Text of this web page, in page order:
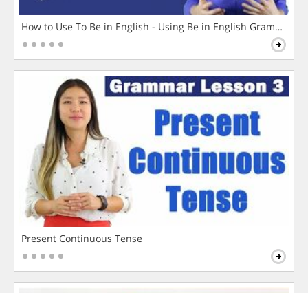
How to Use To Be in English - Using Be in English Grammar
Present Continuous Tense